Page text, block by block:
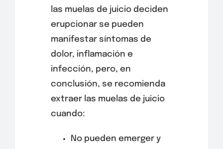
las muelas de juicio deciden
erupcionar se pueden
manifestar síntomas de
dolor, inflamación e
infección, pero, en
conclusión, se recomienda
extraer las muelas de juicio
cuando:
No pueden emerger y